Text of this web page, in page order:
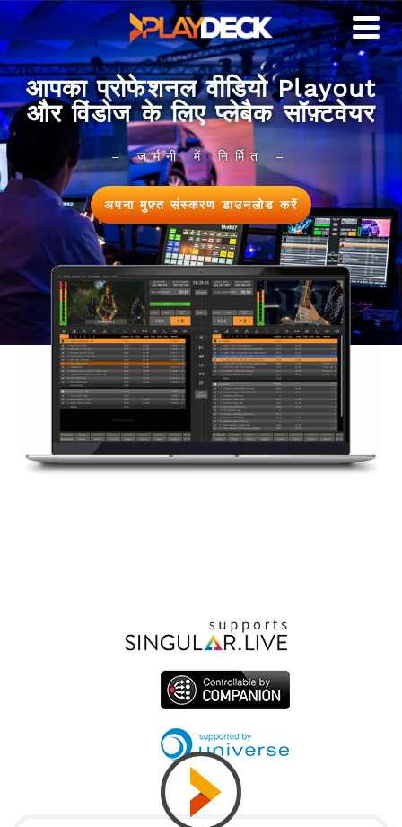
आपका प्रोफेशनल वीडियो Playout
और विंडोज के लिए प्लेबैक सॉफ़्टवेयर
– जर्मनी में निर्मित –
अपना मुफ़्त संस्करण डाउनलोड करें